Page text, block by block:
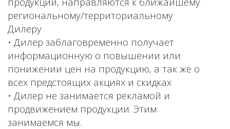
региональному/территориальному
Дилеру
• Дилер заблаговременно получает
информационную о повышении или
понижении цен на продукцию, а так же о
всех предстоящих акциях и скидках
• Дилер не занимается рекламой и
продвижением продукции. Этим
занимаемся мы.